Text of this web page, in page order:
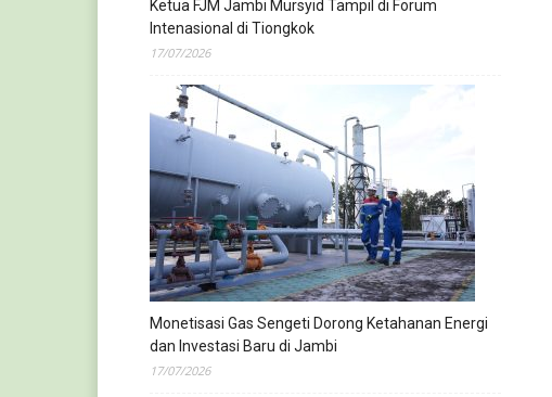
Ketua FJM Jambi Mursyid Tampil di Forum
Intenasional di Tiongkok
17/07/2026
Monetisasi Gas Sengeti Dorong Ketahanan Energi
dan Investasi Baru di Jambi
17/07/2026